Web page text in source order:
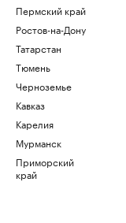
Пермский край
Ростов-на-Дону
Татарстан
Тюмень
Черноземье
Кавказ
Карелия
Мурманск
Приморский
край